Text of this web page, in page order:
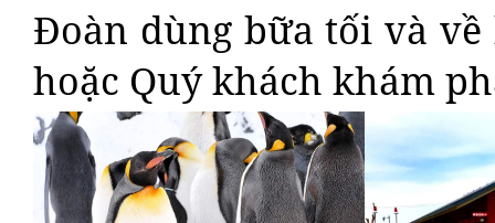
Đoàn dùng bữa tối và
hoặc Quý khách khám